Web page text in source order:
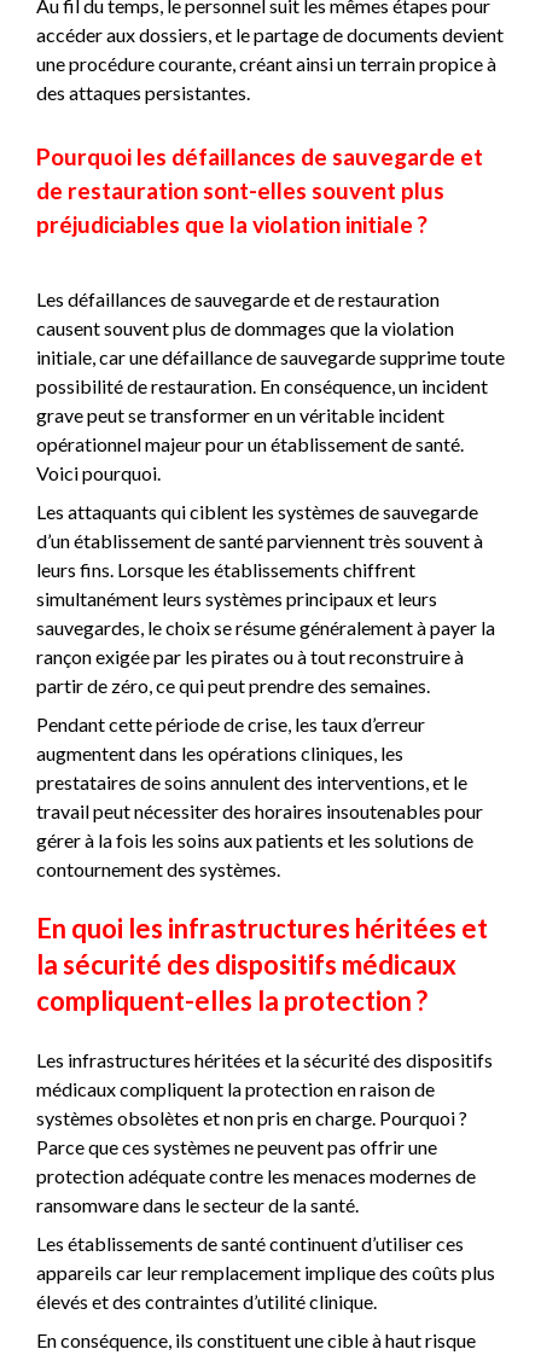
Au fil du temps, le personnel suit les mêmes étapes pour
accéder aux dossiers, et le partage de documents devient
une procédure courante, créant ainsi un terrain propice à
des attaques persistantes.
Pourquoi les défaillances de sauvegarde et
de restauration sont-elles souvent plus
préjudiciables que la violation initiale ?
Les défaillances de sauvegarde et de restauration
causent souvent plus de dommages que la violation
initiale, car une défaillance de sauvegarde supprime toute
possibilité de restauration. En conséquence, un incident
grave peut se transformer en un véritable incident
opérationnel majeur pour un établissement de santé.
Voici pourquoi.
Les attaquants qui ciblent les systèmes de sauvegarde
d’un établissement de santé parviennent très souvent à
leurs fins. Lorsque les établissements chiffrent
simultanément leurs systèmes principaux et leurs
sauvegardes, le choix se résume généralement à payer la
rançon exigée par les pirates ou à tout reconstruire à
partir de zéro, ce qui peut prendre des semaines.
Pendant cette période de crise, les taux d’erreur
augmentent dans les opérations cliniques, les
prestataires de soins annulent des interventions, et le
travail peut nécessiter des horaires insoutenables pour
gérer à la fois les soins aux patients et les solutions de
contournement des systèmes.
En quoi les infrastructures héritées et
la sécurité des dispositifs médicaux
compliquent-elles la protection ?
Les infrastructures héritées et la sécurité des dispositifs
médicaux compliquent la protection en raison de
systèmes obsolètes et non pris en charge. Pourquoi ?
Parce que ces systèmes ne peuvent pas offrir une
protection adéquate contre les menaces modernes de
ransomware dans le secteur de la santé.
Les établissements de santé continuent d’utiliser ces
appareils car leur remplacement implique des coûts plus
élevés et des contraintes d’utilité clinique.
En conséquence, ils constituent une cible à haut risque